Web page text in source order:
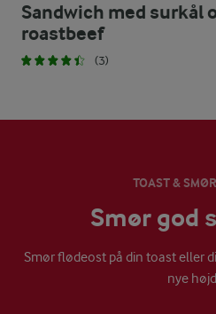
Sandwich med surkål
roastbeef
(3)
TOAST &
Smør god
Smør flødeost på din toast eller
nye